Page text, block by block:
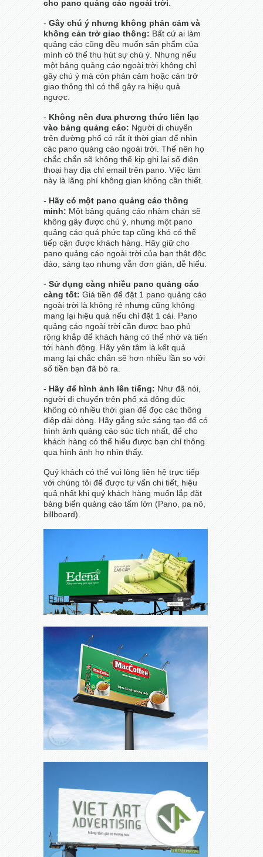
cho pano quảng cáo ngoài trời
- Gây chú ý nhưng không phản cảm và
không cản trở giao thông: Bất cứ ai làm
quảng cáo cũng đều muốn sản phẩm của
mình có thể thu hút sự chú ý. Nhưng nếu
một bảng quảng cáo ngoài trời không chỉ
gây chú ý mà còn phản cảm hoặc cản trở
giao thông thì có thể gây ra hiệu quả
ngược.
- Không nên đưa phương thức liên lạc
vào bảng quảng cáo: Người di chuyển
trên đường phố có rất ít thời gian để nhìn
các pano quảng cáo ngoài trời. Thế nên họ
chắc chắn sẽ không thể kịp ghi lại số điện
thoại hay địa chỉ email trên pano. Việc làm
này là lãng phí không gian không cần thiết.
- Hãy có một pano quảng cáo thông
minh: Một bảng quảng cáo nhàm chán sẽ
không gây được chú ý, nhưng một pano
quảng cáo quá phức tạp cũng khó có thể
tiếp cận được khách hàng. Hãy giữ cho
pano quảng cáo ngoài trời của bạn thật độc
đáo, sáng tạo nhưng vẫn đơn giản, dễ hiểu.
- Sử dụng càng nhiều pano quảng cáo
càng tốt: Giá tiền để đặt 1 pano quảng cáo
ngoài trời là không rẻ nhưng cũng không
mang lại hiệu quả nếu chỉ đặt 1 cái. Pano
quảng cáo ngoài trời cần được bao phủ
rộng khắp để khách hàng có thể nhớ và tiến
tới hành động. Hãy yên tâm là kết quả
mang lại chắc chắn sẽ hơn nhiều lần so với
số tiền bạn đã bỏ ra.
- Hãy để hình ảnh lên tiếng: Như đã nói,
người di chuyển trên phố xá đông đúc
không có nhiều thời gian để đọc các thông
điệp dài dòng. Hãy gắng sức sáng tạo để có
hình ảnh quảng cáo súc tích nhất, để cho
khách hàng có thể hiểu được bạn chỉ thông
qua hình ảnh họ nhìn thấy.
Quý khách có thể vui lòng liên hệ trực tiếp
với chúng tôi để được tư vấn chi tiết, hiệu
quả nhất khi quý khách hàng muốn lắp đặt
bảng biển quảng cáo tấm lớn (Pano, pa nô,
billboard).